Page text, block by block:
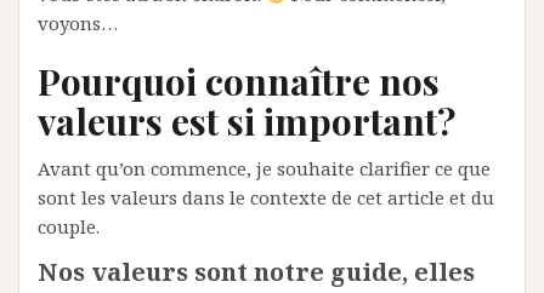
voyons…
Pourquoi connaître nos
valeurs est si important?
Avant qu’on commence, je souhaite clarifier ce que
sont les valeurs dans le contexte de cet article et du
couple.
Nos valeurs sont notre guide, elles